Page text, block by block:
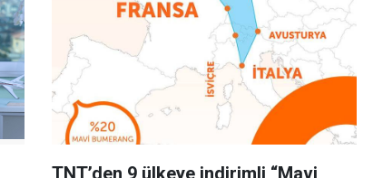
TNT’den 9 ülkeye indirimli “Mavi